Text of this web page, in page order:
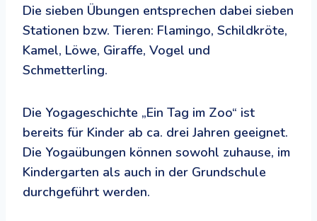
Die sieben Übungen entsprechen dabei sieben
Stationen bzw. Tieren: Flamingo, Schildkröte,
Kamel, Löwe, Giraffe, Vogel und
Schmetterling.
Die Yogageschichte „Ein Tag im Zoo“ ist
bereits für Kinder ab ca. drei Jahren geeignet.
Die Yogaübungen können sowohl zuhause, im
Kindergarten als auch in der Grundschule
durchgeführt werden.